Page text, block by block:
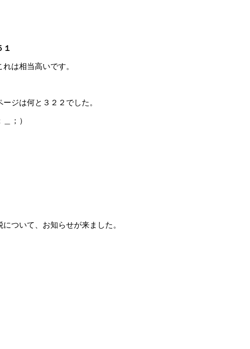
１
は相当高いです。
ジは何と３２２でした。
＿；）
ついて、お知らせが来ました。